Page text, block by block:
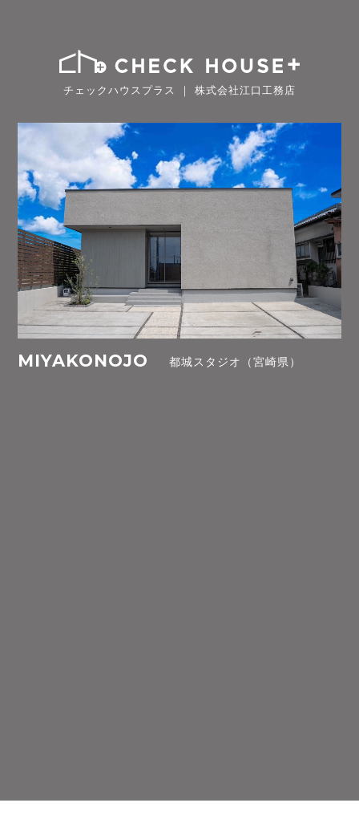
チェックハウスプラス ｜ 株式会社江口工務店
MIYAKONOJO 都城スタジオ（宮崎県）